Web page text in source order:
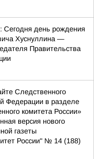
Сегодня день рождения
Хуснуллина —
Правительства
Следственного
Федерации в разделе
комитета России»
версия нового
газеты
России" № 14 (188)